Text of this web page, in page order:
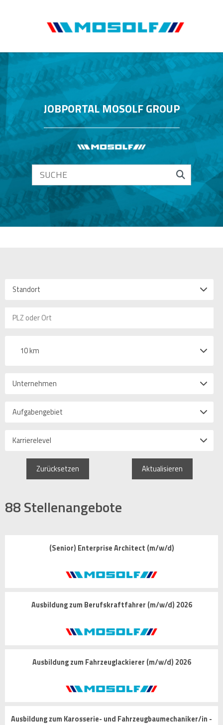
JOBPORTAL MOSOLF GROUP
Standort
10 km
Unternehmen
Aufgabengebiet
Karrierelevel
Zurücksetzen Aktualisieren
88Stellenangebote
(Senior) Enterprise Architect (m/w/d)
Ausbildung zum Berufskraftfahrer (m/w/d) 2026
Ausbildung zum Fahrzeuglackierer (m/w/d) 2026
Ausbildung zum Karosserie- und Fahrzeugbaumechaniker/in -